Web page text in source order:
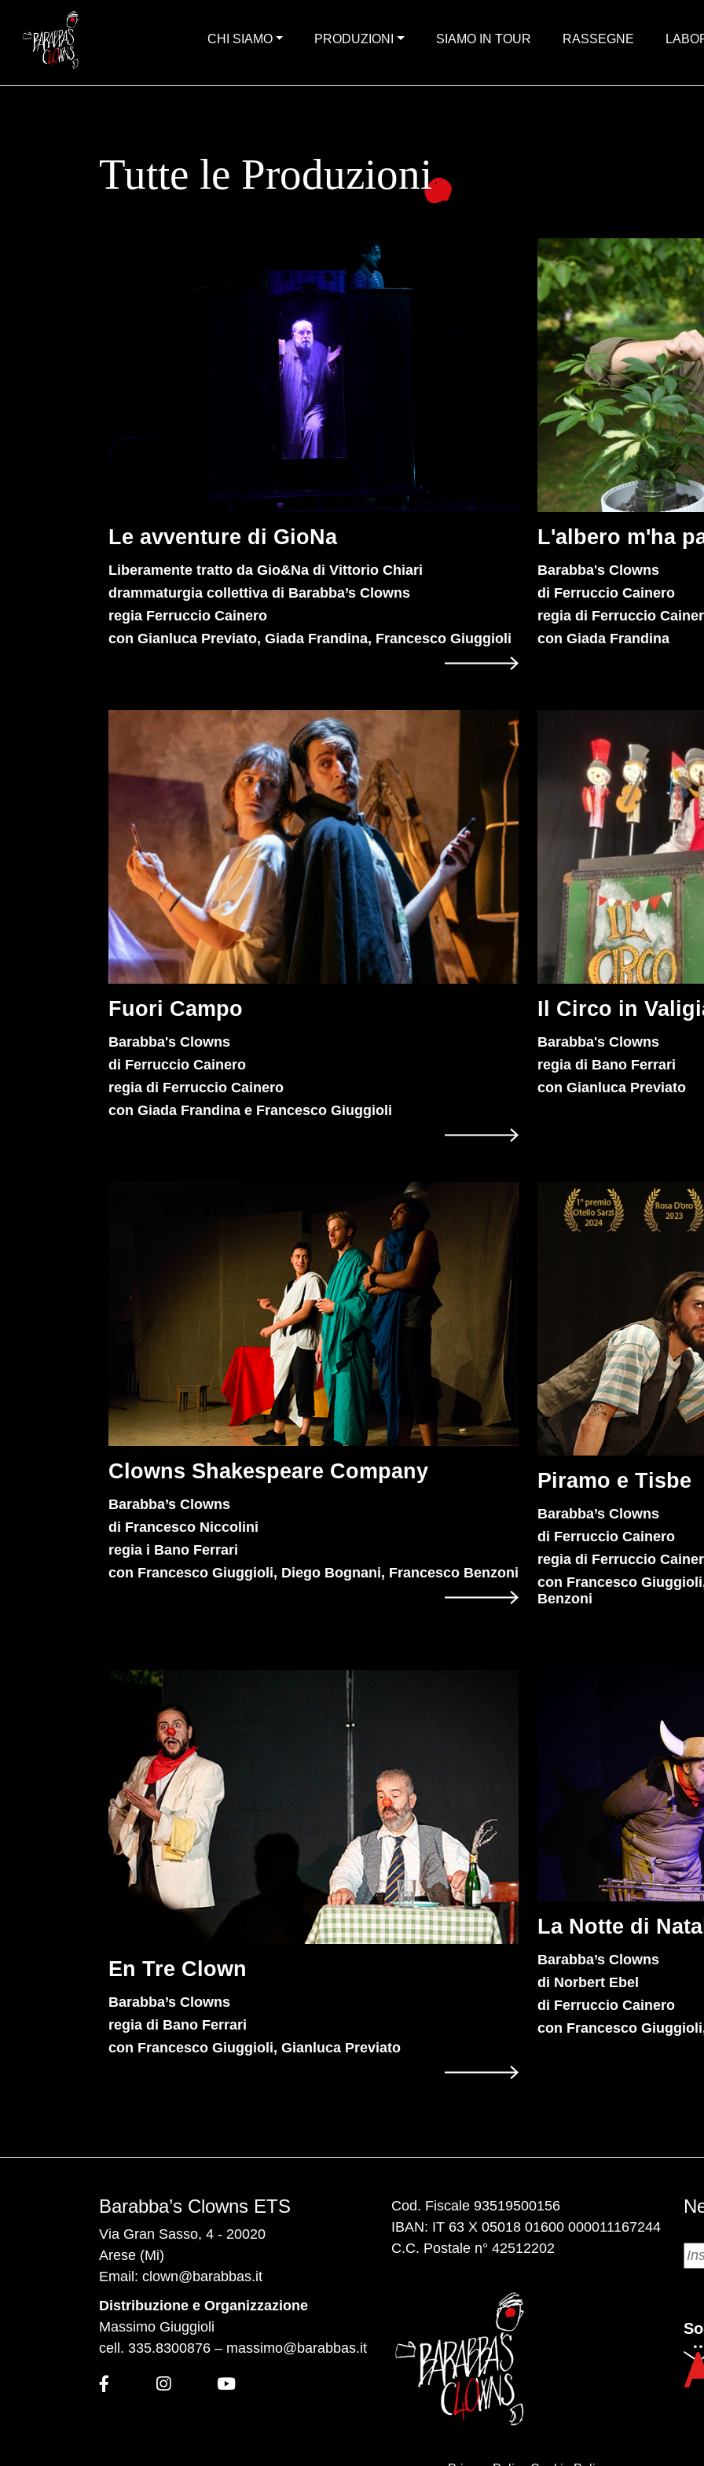
CHI SIAMO PRODUZIONI SIAMO IN TOUR RASSEGNE
Tutte le Produzioni
Le avventure di GioNa
Liberamente tratto da Gio&Na di Vittorio Chiari
drammaturgia collettiva di Barabba’s Clowns
regia Ferruccio Cainero
con Gianluca Previato, Giada Frandina, Francesco Giuggioli
L'albero m'ha
Barabba's Clowns
di Ferruccio Cainero
regia di Ferruccio
con Giada Frandina
Fuori Campo
Barabba's Clowns
di Ferruccio Cainero
regia di Ferruccio Cainero
con Giada Frandina e Francesco Giuggioli
Il Circo in
Barabba's Clowns
regia di Bano Ferrari
con Gianluca Previato
Clowns Shakespeare Company
Barabba’s Clowns
di Francesco Niccolini
regia i Bano Ferrari
con Francesco Giuggioli, Diego Bognani, Francesco Benzoni
Piramo e Tisbe
Barabba’s Clowns
di Ferruccio Cainero
regia di Ferruccio
con Francesco
Benzoni
En Tre Clown
Barabba’s Clowns
regia di Bano Ferrari
con Francesco Giuggioli, Gianluca Previato
La Notte di
Barabba’s Clowns
di Norbert Ebel
di Ferruccio Cainero
con Francesco
Barabba’s Clowns ETS
Via Gran Sasso, 4 - 20020
Arese (Mi)
Email: clown@barabbas.it
Distribuzione e Organizzazione
Massimo Giuggioli
cell. 335.8300876 – massimo@barabbas.it
Cod. Fiscale 93519500156
IBAN: IT 63 X 05018 01600 000011167244
C.C. Postale n° 42512202